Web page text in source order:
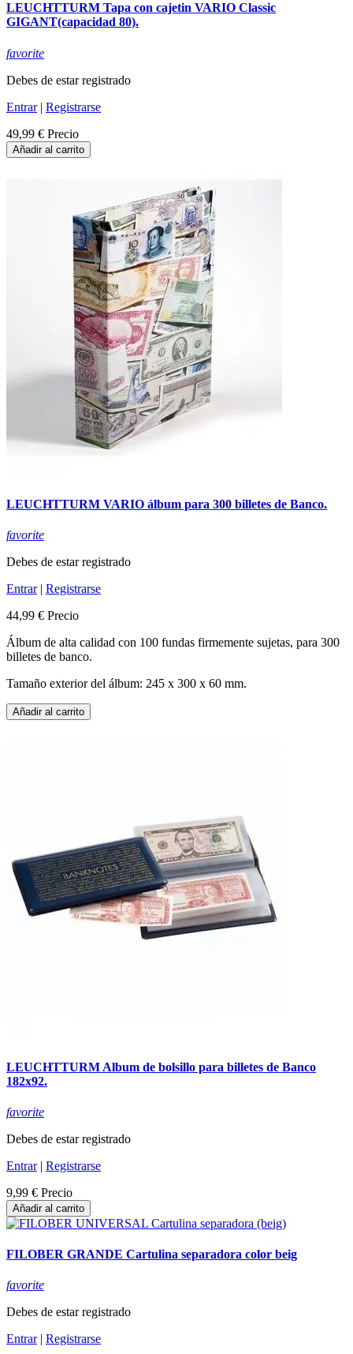
LEUCHTTURM Tapa con cajetin VARIO Classic
GIGANT(capacidad 80).
favorite
Debes de estar registrado
Entrar| Registrarse
49,99 € Precio
Añadir al carrito
LEUCHTTURM VARIO álbum para 300 billetes de Banco.
favorite
Debes de estar registrado
Entrar| Registrarse
44,99 € Precio
Álbum de alta calidad con 100 fundas firmemente sujetas, para 300
billetes de banco.
Tamaño exterior del álbum: 245 x 300 x 60 mm.
Añadir al carrito
LEUCHTTURM Album de bolsillo para billetes de Banco
182x92.
favorite
Debes de estar registrado
Entrar| Registrarse
9,99 € Precio
Añadir al carrito
FILOBER GRANDE Cartulina separadora color beig
favorite
Debes de estar registrado
Entrar| Registrarse